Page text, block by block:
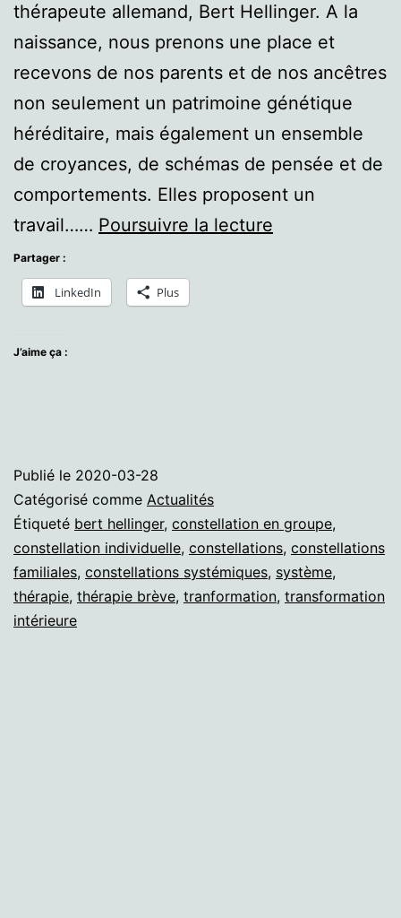
thérapeute allemand, Bert Hellinger. A la
naissance, nous prenons une place et
recevons de nos parents et de nos ancêtres
non seulement un patrimoine génétique
héréditaire, mais également un ensemble
de croyances, de schémas de pensée et de
comportements. Elles proposent un
travail…… Poursuivre la lecture
Partager :
LinkedIn Plus
J’aime ça :
Publié le 2020-03-28
Catégorisé comme Actualités
Étiqueté bert hellinger, constellation en groupe,
constellation individuelle, constellations, constellations
familiales, constellations systémiques, système,
thérapie, thérapie brève, tranformation, transformation
intérieure